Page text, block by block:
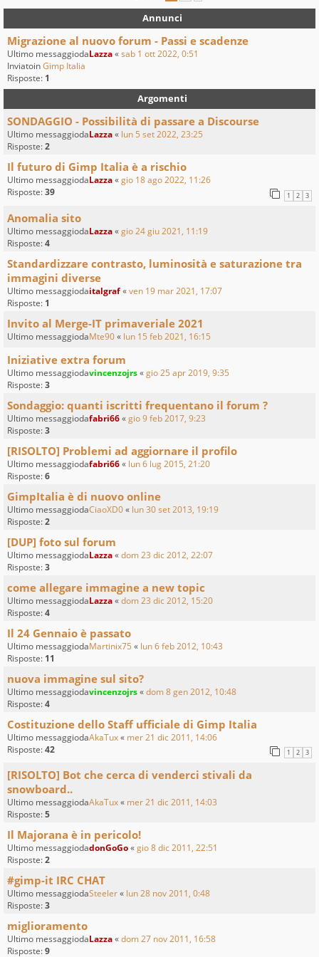
Annunci
Migrazione al nuovo forum - Passi e scadenze
Ultimo messaggiodaLazza«sab 1 ott 2022, 0:51
InviatoinGimp Italia
Risposte: 1
Argomenti
SONDAGGIO - Possibilità di passare a Discourse
Ultimo messaggiodaLazza« lun 5 set 2022, 23:25
Risposte:2
Il futuro di Gimp Italia è a rischio
Ultimo messaggiodaLazza«gio 18 ago 2022, 11:26
Risposte:39 1 2 3
Anomalia sito
Ultimo messaggiodaLazza«gio 24 giu 2021, 11:19
Risposte:4
Standardizzare contrasto, luminosità e saturazione tra
immagini diverse
Ultimo messaggiodaitalgraf«ven 19 mar 2021, 17:07
Risposte: 1
Invito al Merge-IT primaveriale 2021
Ultimo messaggiodaMte90« lun 15 feb 2021, 16:15
Iniziative extra forum
Ultimo messaggiodavincenzojrs«gio 25 apr 2019, 9:35
Risposte:3
Sondaggio: quanti iscritti frequentano il forum ?
Ultimo messaggiodafabri66«gio 9 feb 2017, 9:23
Risposte:3
[RISOLTO] Problemi ad aggiornare il profilo
Ultimo messaggiodafabri66« lun 6 lug 2015, 21:20
Risposte:6
GimpItalia è di nuovo online
Ultimo messaggiodaCiaoXD0« lun 30 set 2013, 19:19
Risposte:2
[DUP] foto sul forum
Ultimo messaggiodaLazza«dom 23 dic 2012, 22:07
Risposte:3
come allegare immagine a new topic
Ultimo messaggiodaLazza«dom 23 dic 2012, 15:20
Risposte:4
Il 24 Gennaio è passato
Ultimo messaggiodaMartinix75 « lun 6 feb 2012, 10:43
Risposte: 11
nuova immagine sul sito?
Ultimo messaggiodavincenzojrs«dom 8 gen 2012, 10:48
Risposte:4
Costituzione dello Staff ufficiale di Gimp Italia
Ultimo messaggiodaAkaTux« mer 21 dic 2011, 14:06
Risposte:42 1 2 3
[RISOLTO] Bot che cerca di venderci stivali da
snowboard..
Ultimo messaggiodaAkaTux« mer 21 dic 2011, 14:03
Risposte:5
Il Majorana è in pericolo!
Ultimo messaggiodadonGoGo«gio 8 dic 2011, 22:51
Risposte:2
#gimp-it IRC CHAT
Ultimo messaggiodaSteeler« lun 28 nov 2011, 0:48
Risposte:3
miglioramento
Ultimo messaggiodaLazza«dom 27 nov 2011, 16:58
Risposte:9